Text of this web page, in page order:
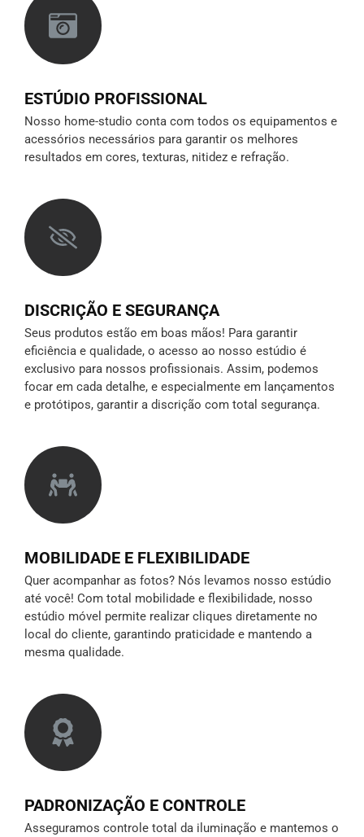
ESTÚDIO PROFISSIONAL
Nosso home-studio conta com todos os equipamentos e
acessórios necessários para garantir os melhores
resultados em cores, texturas, nitidez e refração.
DISCRIÇÃO E SEGURANÇA
Seus produtos estão em boas mãos! Para garantir
eficiência e qualidade, o acesso ao nosso estúdio é
exclusivo para nossos profissionais. Assim, podemos
focar em cada detalhe, e especialmente em lançamentos
e protótipos, garantir a discrição com total segurança.
MOBILIDADE E FLEXIBILIDADE
Quer acompanhar as fotos? Nós levamos nosso estúdio
até você! Com total mobilidade e flexibilidade, nosso
estúdio móvel permite realizar cliques diretamente no
local do cliente, garantindo praticidade e mantendo a
mesma qualidade.
PADRONIZAÇÃO E CONTROLE
Asseguramos controle total da iluminação e mantemos o